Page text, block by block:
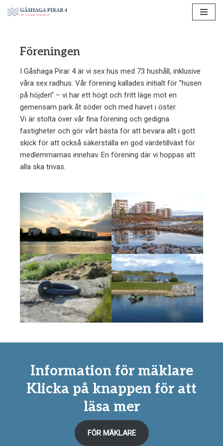
innehåll
Föreningen
I Gåshaga Pirar 4 är vi sex hus med 73 hushåll, inklusive
våra sex radhus. Vår förening kallades initialt för ”husen
på höjden” – vi har ett högt och fritt läge mot en
gemensam park åt söder och med havet i öster.
Vi är stolta över vår fina förening och gedigna
fastigheter och gör vårt bästa för att bevara allt i gott
skick för att också säkerställa en god värdetillväxt för
medlemmarnas innehav. En förening där vi hoppas att
alla ska trivas.
Information för mäklare
Klicka på knappen för att
läsa mer
FÖR MÄKLARE